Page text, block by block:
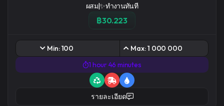
ผสม|✨ทำงานทันที
฿30.223
Min: 100
Max: 1 000 000
1 hour 46 minutes
รายละเอียด